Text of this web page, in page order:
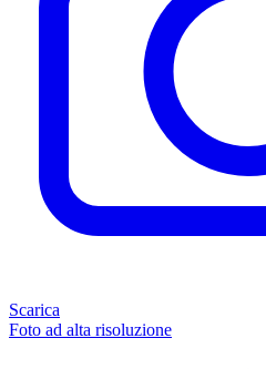
Scarica
Foto ad alta risoluzione